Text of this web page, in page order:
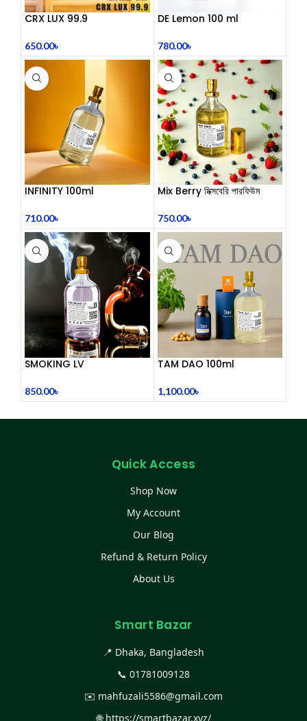
CRX LUX 99.9
650.00৳
DE Lemon 100 ml
780.00৳
INFINITY 100ml
710.00৳
Mix Berry মিক্সবেরি পারফিউম
750.00৳
SMOKING LV
850.00৳
TAM DAO 100ml
1,100.00৳
Quick Access
Shop Now
My Account
Our Blog
Refund & Return Policy
About Us
Smart Bazar
📍 Dhaka, Bangladesh
📞 01781009128
✉️ mahfuzali5586@gmail.com
🌐 https://smartbazar.xyz/